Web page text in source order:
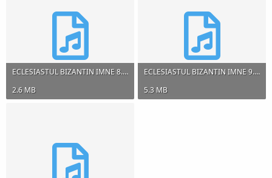
ECLESIASTUL BIZANTIN IMNE 8.mp3
2.6 MB
ECLESIASTUL BIZANTIN IMNE 9.mp3
5.3 MB